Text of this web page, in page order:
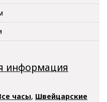
информация
часы, Швейцарские